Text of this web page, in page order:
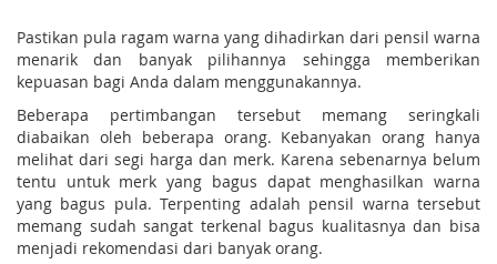
Pastikan pula ragam warna yang dihadirkan dari pensil warna
menarik dan banyak pilihannya sehingga memberikan
kepuasan bagi Anda dalam menggunakannya.
Beberapa pertimbangan tersebut memang seringkali
diabaikan oleh beberapa orang. Kebanyakan orang hanya
melihat dari segi harga dan merk. Karena sebenarnya belum
tentu untuk merk yang bagus dapat menghasilkan warna
yang bagus pula. Terpenting adalah pensil warna tersebut
memang sudah sangat terkenal bagus kualitasnya dan bisa
menjadi rekomendasi dari banyak orang.